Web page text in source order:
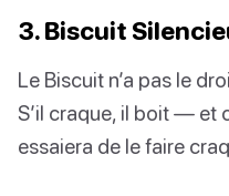
3. Biscuit
Le Biscuit n’a pas le
S’il craque, il boit — et
essaiera de le faire